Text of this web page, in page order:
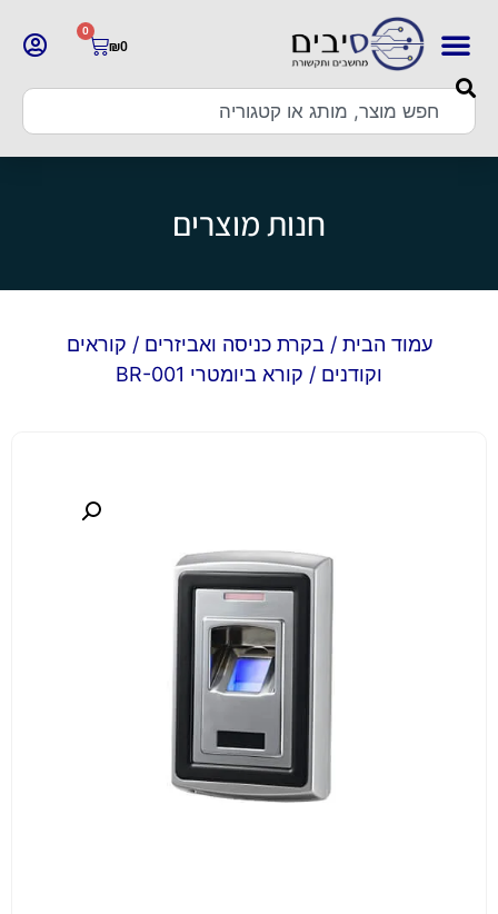
₪0
0
חנות מוצרים
עמוד הבית / בקרת כניסה ואביזרים / קוראים
וקודנים / קורא ביומטרי BR-001